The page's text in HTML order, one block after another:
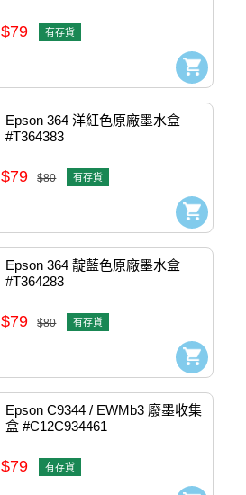
$79 有存貨
Epson 364 洋紅色原廠墨水盒
#T364383
$79 $80 有存貨
Epson 364 靛藍色原廠墨水盒
#T364283
$79 $80 有存貨
Epson C9344 / EWMb3 廢墨收集
盒 #C12C934461
$79 有存貨